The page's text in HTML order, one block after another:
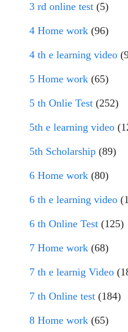
3 rd online test (5)
4 Home work (96)
4 th e learning video
5 Home work (65)
5 th Onlie Test (252)
5th e learning video
5th Scholarship (89)
6 Home work (80)
6 th e learning video
6 th Online Test (125)
7 Home work (68)
7 th e learnig Video
7 th Online test (184)
8 Home work (65)